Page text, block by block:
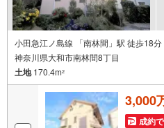
小田急江ノ島線 「南林間」駅 徒歩18分
神奈川県大和市南林間8丁目
土地170.4m2
3,000
成約